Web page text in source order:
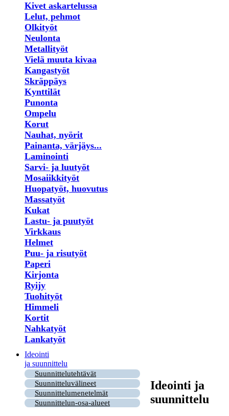
Kivet askartelussa
Lelut, pehmot
Olkityöt
Neulonta
Metallityöt
Vielä muuta kivaa
Kangastyöt
Skräppäys
Kynttilät
Punonta
Ompelu
Korut
Nauhat, nyörit
Painanta, värjäys...
Laminointi
Sarvi- ja luutyöt
Mosaiikkityöt
Huopatyöt, huovutus
Massatyöt
Kukat
Lastu- ja puutyöt
Virkkaus
Helmet
Puu- ja risutyöt
Paperi
Kirjonta
Ryijy
Tuohityöt
Himmeli
Kortit
Nahkatyöt
Lankatyöt
Ideointi
ja suunnittelu
Suunnittelutehtävät
Suunnitteluvälineet
Suunnittelumenetelmät
Suunnittelun-osa-alueet
Ideointi ja
suunnittelu